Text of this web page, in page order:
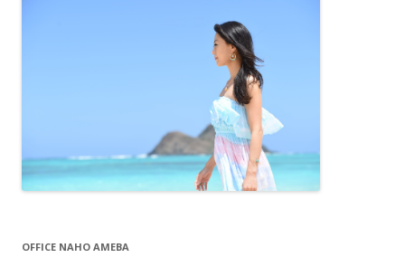
OFFICE NAHO AMEBA